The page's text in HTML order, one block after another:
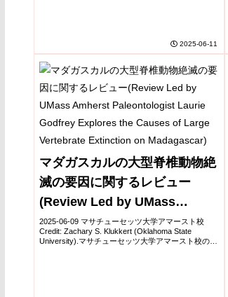
2025-06-11
マダガスカルの大型脊椎動物絶
滅の要因に関するレビュー
(Review Led by UMass
Amherst Paleontologist
Laurie Godfrey Explores the
2025-06-09 マサチューセッツ大学アマースト校
Credit: Zachary S. Klukkert (Oklahoma State
University).マサチューセッツ大学アマースト校の